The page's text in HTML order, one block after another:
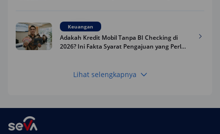
Keuangan
Adakah Kredit Mobil Tanpa BI Checking di
2026? Ini Fakta Syarat Pengajuan yang Perlu
Keuangan
Terpercaya
Lihat selengkapnya